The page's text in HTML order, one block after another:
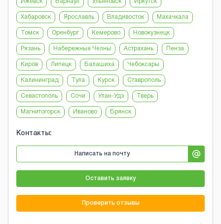
Ижевск Барнаул Ульяновск Иркутск
Хабаровск Ярославль Владивосток Махачкала
Томск Оренбург Кемерово Новокузнецк
Рязань Набережные Челны Астрахань Пенза
Киров Липецк Балашиха Чебоксары
Калининград Тула Курск Ставрополь
Севастополь Сочи Улан-Удэ Тверь
Магнитогорск Иваново Брянск
Контакты:
Написать на почту
Оставить заявку
Проверить отзывы